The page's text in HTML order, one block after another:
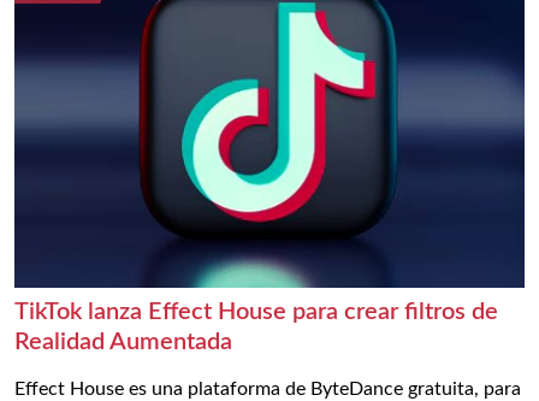
TikTok lanza Effect House para crear filtros de
Realidad Aumentada
Effect House es una plataforma de ByteDance gratuita, para